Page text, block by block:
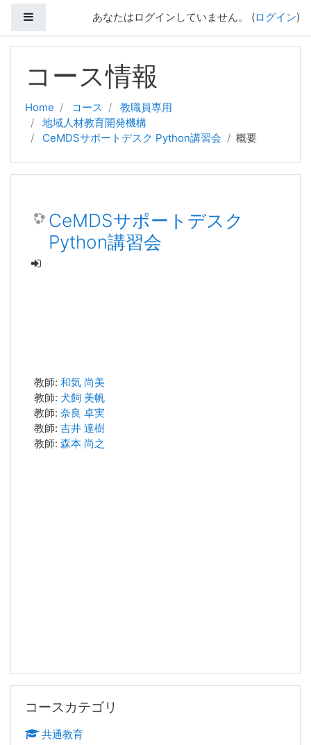
サイドパネルあなたはログインしていません。 (ログイン)
コース情報
Home コース
教職員専用
地域人材教育開発機構
CeMDSサポートデスク Python講習会
概要
CeMDSサポートデスク
Python講習会
教師: 和気 尚美
教師: 犬飼 美帆
教師: 奈良 卓実
教師: 吉井 達樹
教師: 森本 尚之
コースカテゴリ
共通教育